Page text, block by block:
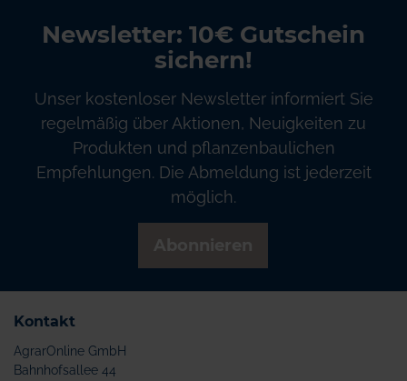
Newsletter: 10€ Gutschein
sichern!
Unser kostenloser Newsletter informiert Sie
regelmäßig über Aktionen, Neuigkeiten zu
Produkten und pflanzenbaulichen
Empfehlungen. Die Abmeldung ist jederzeit
möglich.
Kontakt
AgrarOnline GmbH
Bahnhofsallee 44